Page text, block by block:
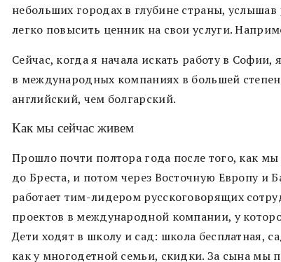
небольших городах в глубине страны, услышав
легко повысить ценник на свои услуги.
Сейчас, когда я начала искать работу в
в международных компаниях в большей
английский, чем болгарский.
Как мы сейчас живем
Прошло почти полтора года после того, как
до Бреста, и потом через Восточную Европу и
работает тим-лидером русскоговорящих
проектов в международной компании, у
Дети ходят в школу и сад: школа бесплатная,
как у многодетной семьи, скидки. За сына мы